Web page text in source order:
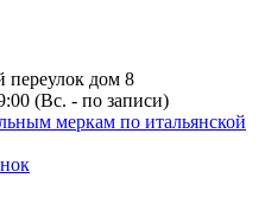
переулок дом 8
(Вс. - по записи)
меркам по итальянской